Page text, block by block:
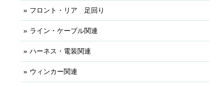
フロント・リア 足回り
ライン・ケーブル関連
ハーネス・電装関連
ウィンカー関連